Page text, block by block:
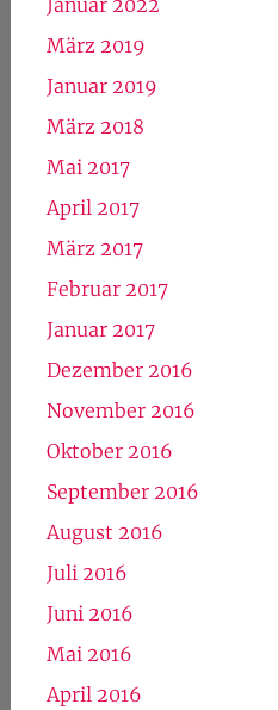
März 2019
Januar 2019
März 2018
Mai 2017
April 2017
März 2017
Februar 2017
Januar 2017
Dezember 2016
November 2016
Oktober 2016
September 2016
August 2016
Juli 2016
Juni 2016
Mai 2016
April 2016